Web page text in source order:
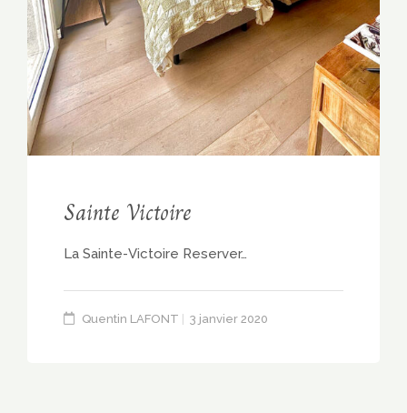
Sainte Victoire
La Sainte-Victoire Reserver…
Quentin LAFONT 3 janvier 2020